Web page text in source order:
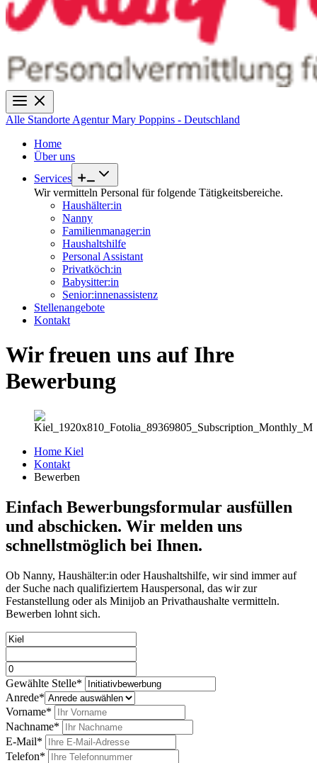
Alle Standorte Agentur Mary Poppins - Deutschland
Home
Über uns
Services
Wir vermitteln Personal für folgende Tätigkeitsbereiche.
Haushälter:in
Nanny
Familienmanager:in
Haushaltshilfe
Personal Assistant
Privatköch:in
Babysitter:in
Senior:innenassistenz
Stellenangebote
Kontakt
Wir freuen uns auf Ihre
Bewerbung
Home Kiel
Kontakt
Bewerben
Einfach Bewerbungsformular ausfüllen
und abschicken. Wir melden uns
schnellstmöglich bei Ihnen.
Ob Nanny, Haushälter:in oder Haushaltshilfe, wir sind immer auf
der Suche nach qualifiziertem Hauspersonal, das wir zur
Festanstellung oder als Minijob an Privathaushalte vermitteln.
Bewerben lohnt sich.
Bitte nicht ausfüllen.
Gewählte Stelle*
Anrede*
Vorname*
Nachname*
E-Mail*
Telefon*